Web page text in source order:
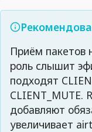
Приём пакетов
роль слышит
подходят
CLIENT_MUTE.
добавляют
увеличивает